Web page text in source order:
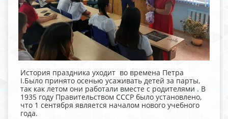
История праздника уходит во времена Петра
I.Было принято осенью усаживать детей за парты,
так как летом они работали вместе с родителями . В
1935 году Правительством СССР было установлено,
что 1 сентября является началом нового учебного
года.